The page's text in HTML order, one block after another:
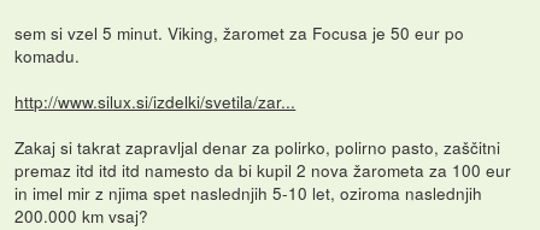
sem si vzel 5 minut. Viking, žaromet za Focusa je 50 eur po
komadu.
http://www.silux.si/izdelki/svetila/zar...
Zakaj si takrat zapravljal denar za polirko, polirno pasto, zaščitni
premaz itd itd itd namesto da bi kupil 2 nova žarometa za 100 eur
in imel mir z njima spet naslednjih 5-10 let, oziroma naslednjih
200.000 km vsaj?